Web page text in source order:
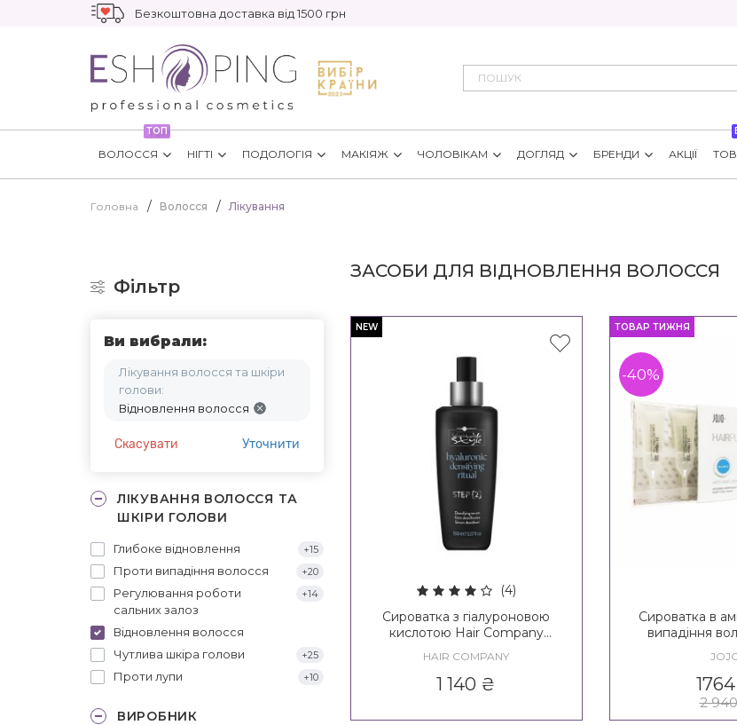
Безкоштовна доставка від 1500 грн
ТОП
ВОЛОССЯ НІГТІ ПОДОЛОГІЯ МАКІЯЖ ЧОЛОВІКАМ ДОГЛЯД БРЕНДИ АКЦІЇ
Головна Волосся Лікування
Фільтр
Ви вибрали:
Лікування волосся та шкіри
голови:
Відновлення волосся
Скасувати Уточнити
ЛІКУВАННЯ ВОЛОССЯ ТА
ШКІРИ ГОЛОВИ
Глибоке відновлення +15
Проти випадіння волосся +20
Регулювання роботи
сальних залоз
+14
Відновлення волосся
Чутлива шкіра голови
+25
Проти лупи +10
ВИРОБНИК
ЗАСОБИ ДЛЯ ВІДНОВЛЕННЯ ВОЛОССЯ
NEW
(4)
Сироватка з гіалуроновою
кислотою Hair Company
Densifying Serum / Creative
Inspiration Filler Plump Up
HAIR COMPANY
1 140 ₴
ТОВАР ТИЖНЯ
-40%
Сироватка в
випадіння
1764
2 940